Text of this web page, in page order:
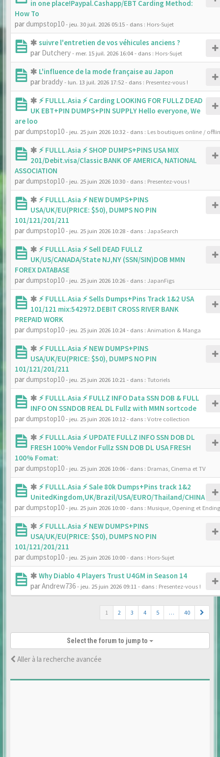
in one place!Paypal.Cashapp/EBT Carding Method:
How To
par dumpstop10- jeu. 30 juil. 2026 05:15- dans : Hors-Sujet
suivre l'entretien de vos véhicules anciens ?
par Dutchery- mer. 15 juil. 2026 16:04- dans : Hors-Sujet
L'influence de la mode française au Japon
parbraddy- lun. 13 juil. 2026 17:52- dans : Presentez-vous !
⚡ FULLL.Asia ⚡ Carding LOOKING FOR FULLZ DEAD
UK EBT+PIN DUMPS+PIN SUPPLY Hello everyone, We
are loo
par dumpstop10- jeu. 25 juin 2026 10:32- dans : Les boutiques online /
⚡ FULLL.Asia ⚡ SHOP DUMPS+PINS USA MIX
201/Debit.visa/Classic BANK OF AMERICA, NATIONAL
ASSOCIATION
par dumpstop10- jeu. 25 juin 2026 10:30- dans : Presentez-vous !
⚡ FULLL.Asia ⚡ NEW DUMPS+PINS
USA/UK/EU(PRICE: $50), DUMPS NO PIN
101/121/201/211
par dumpstop10- jeu. 25 juin 2026 10:28- dans : JapaSearch
⚡ FULLL.Asia ⚡ Sell DEAD FULLZ
UK/US/CANADA/State NJ,NY (SSN/SIN)DOB MMN
FOREX DATABASE
par dumpstop10- jeu. 25 juin 2026 10:26- dans : JapanFigs
⚡ FULLL.Asia ⚡ Sells Dumps+Pins Track 1&2 USA
101/121 mix:542972.DEBIT CROSS RIVER BANK
PREPAID WORK
par dumpstop10- jeu. 25 juin 2026 10:24- dans : Animation & Manga
⚡ FULLL.Asia ⚡ NEW DUMPS+PINS
USA/UK/EU(PRICE: $50), DUMPS NO PIN
101/121/201/211
par dumpstop10- jeu. 25 juin 2026 10:21 - dans : Tutoriels
⚡ FULLL.Asia ⚡ FULLZ INFO Data SSN DOB & FULL
INFO ON SSNDOB REAL DL Fullz with MMN sortcode
par dumpstop10- jeu. 25 juin 2026 10:12- dans : Votre collection
⚡ FULLL.Asia ⚡ UPDATE FULLZ INFO SSN DOB DL
FRESH 100% Vendor Fullz SSN DOB DL USA FRESH
100% Fomat:
par dumpstop10- jeu. 25 juin 2026 10:06- dans : Dramas, Cinema et TV
⚡ FULLL.Asia ⚡ Sale 80k Dumps+Pins track 1&2
UnitedKingdom,UK/Brazil/USA/EURO/Thailand/CHINA
par dumpstop10- jeu. 25 juin 2026 10:00- dans : Musique, Opening et Ending
⚡ FULLL.Asia ⚡ NEW DUMPS+PINS
USA/UK/EU(PRICE: $50), DUMPS NO PIN
101/121/201/211
par dumpstop10- jeu. 25 juin 2026 10:00- dans : Hors-Sujet
Why Diablo 4 Players Trust U4GM in Season 14
parAndrew736- jeu. 25 juin 2026 09:11 - dans : Presentez-vous !
1 2 3 4 5 … 40
Select the forum to jump to
Aller à la recherche avancée